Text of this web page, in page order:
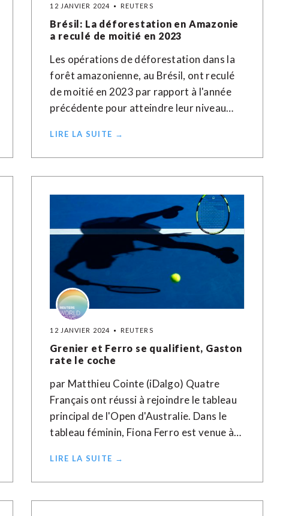
12 JANVIER 2024 REUTERS
Brésil: La déforestation en Amazonie
a reculé de moitié en 2023
Les opérations de déforestation dans la
forêt amazonienne, au Brésil, ont reculé
de moitié en 2023 par rapport à l'année
précédente pour atteindre leur niveau…
LIRE LA SUITE →
12 JANVIER 2024 REUTERS
Grenier et Ferro se qualifient, Gaston
rate le coche
par Matthieu Cointe (iDalgo) Quatre
Français ont réussi à rejoindre le tableau
principal de l'Open d'Australie. Dans le
tableau féminin, Fiona Ferro est venue à…
LIRE LA SUITE →